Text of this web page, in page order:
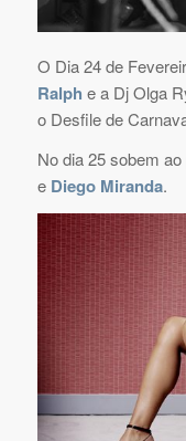
O Dia 24 de
Ralph e a Dj Olga
o Desfile de
No dia 25 sobem
e Diego Miranda.